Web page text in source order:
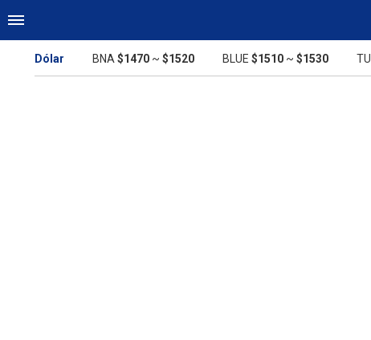
Dólar BNA $1470 ~ $1520 BLUE $1510 ~ $1530